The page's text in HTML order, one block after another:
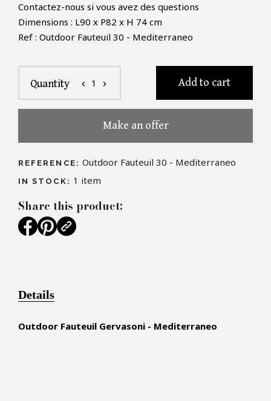
Contactez-nous si vous avez des questions
Dimensions : L90 x P82 x H 74 cm
Ref : Outdoor Fauteuil 30 - Mediterraneo
Quantity chevron_left 1 chevron_right Add to cart
Make an offer
REFERENCE: Outdoor Fauteuil 30 - Mediterraneo
IN STOCK: 1 item
Share this product:
Details
Outdoor Fauteuil Gervasoni - Mediterraneo